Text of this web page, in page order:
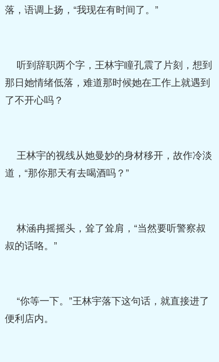
落，语调上扬，“我现在有时间了。”
听到辞职两个字，王林宇瞳孔震了片刻，想到
那日她情绪低落，难道那时候她在工作上就遇到
了不开心吗？
王林宇的视线从她曼妙的身材移开，故作冷淡
道，“那你那天有去喝酒吗？”
林涵冉摇摇头，耸了耸肩，“当然要听警察叔
叔的话咯。”
“你等一下。”王林宇落下这句话，就直接进了
便利店内。